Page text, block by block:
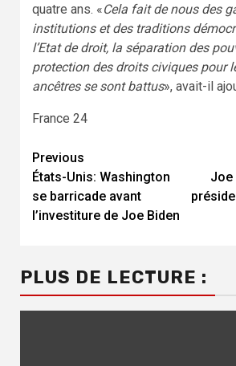
quatre ans. «Cela fait de nous des
institutions et des traditions
l’Etat de droit, la séparation des
protection des droits civiques pour
ancêtres se sont battus», avait-il
France 24
Continue
Reading
Previous
États-Unis: Washington
se barricade avant
l’investiture de Joe Biden
Joe
PLUS DE LECTURE :